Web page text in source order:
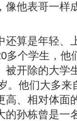
他表哥一样
还算是年轻、
多个学生，他
被开除的大学
。他们大多
高、相对体面
的孙栋曾是一